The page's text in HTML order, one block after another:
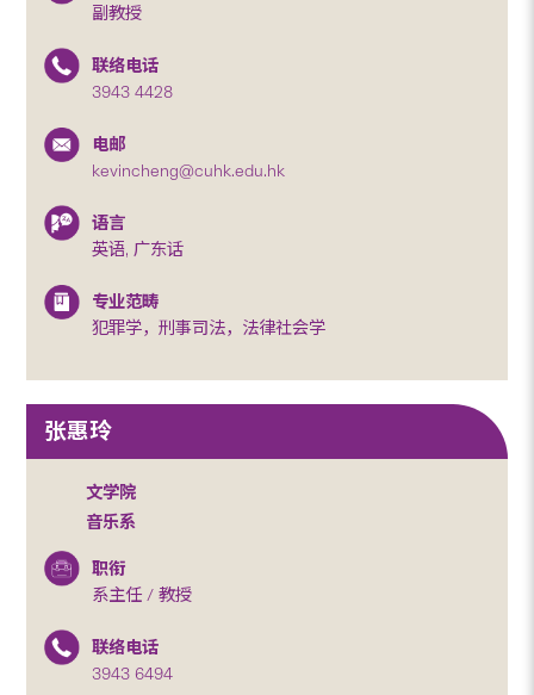
副教授
联络电话
3943 4428
电邮
kevincheng@cuhk.edu.hk
语言
英语, 广东话
专业范畴
犯罪学，刑事司法，法律社会学
张惠玲
文学院
音乐系
职衔
系主任 / 教授
联络电话
3943 6494